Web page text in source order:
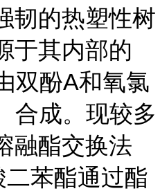
韧的热塑性树
于其内部的
双酚A和氧氯
合成。现较多
融酯交换法
二苯酯通过酯